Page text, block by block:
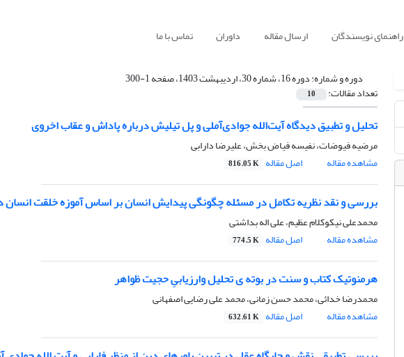
راهنمای نویسندگان ارسال مقاله داوران تماس با ما
دوره و شماره:دوره 16، شماره 30، اردیبهشت 1403، صفحه 1-300
تعداد مقالات: 10
تحلیل و تطبیق دیدگاه آیت‌الله جوادی‌آملی و پل تیلیش درباره پاداش و عقاب اخروی
مرضیه فیوضات، نفیسه فیاض بخش، علیرضا دارابی
مشاهده مقاله
اصل مقاله 816.05 K
بررسی و نقد نظریه تکامل در مسئله چگونگی پیدایش انسان بر اساس آموزه خلقت
محمدعلی نیکوکلام عظیم، علی اله بداشتی
مشاهده مقاله
اصل مقاله 774.5 K
هرمنوتیک کتاب و سنت در بوته ی تحلیل وارزیابیِ حجیت ظواهر
محمدرضا خدائی، محمد حسن زمانی، محمد علی رضایی اصفهانی
مشاهده مقاله
اصل مقاله 632.61 K